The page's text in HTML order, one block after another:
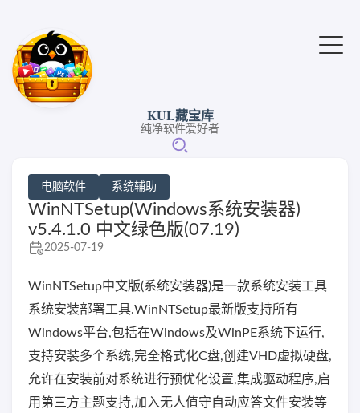
KUL藏宝库
纯净软件爱好者
电脑软件 系统辅助
WinNTSetup(Windows系统安装器)
v5.4.1.0 中文绿色版(07.19)
2025-07-19
WinNTSetup中文版(系统安装器)是一款系统安装工具
系统安装部署工具.WinNTSetup最新版支持所有
Windows平台,包括在Windows及WinPE系统下运行,
支持安装多个系统,完全格式化C盘,创建VHD虚拟硬盘,
允许在安装前对系统进行预优化设置,集成驱动程序,启
用第三方主题支持,加入无人值守自动应答文件安装等